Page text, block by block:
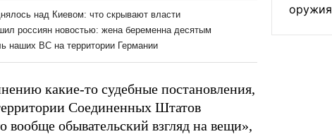
какие-то судебные постановления,
Соединенных Штатов
обывательский взгляд на вещи»,
оружия